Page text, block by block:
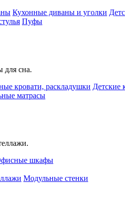
Кухонные диваны и уголки
Пуфы
для сна.
кровати, раскладушки Детские
матрасы
шкафы
Модульные стенки